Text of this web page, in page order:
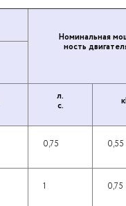
Но­ми­наль­ная
ность
л.
с.
0,75 0,55
1 0,75